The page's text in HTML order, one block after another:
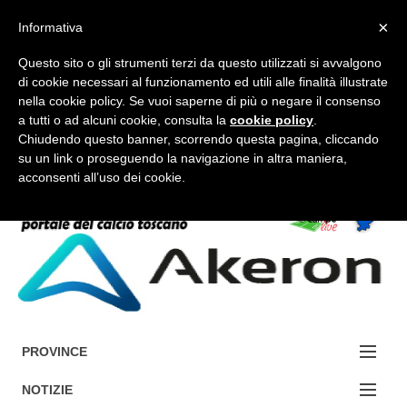
FORUM-ACCEDI
Accedi / Registrati
PROVINCE
EDIZIONE:
NOTIZIE
×
Informativa
Questo sito o gli strumenti terzi da questo utilizzati si avvalgono
di cookie necessari al funzionamento ed utili alle finalità illustrate
nella cookie policy. Se vuoi saperne di più o negare il consenso
a tutti o ad alcuni cookie, consulta la cookie policy
Chiudendo questo banner, scorrendo questa pagina, cliccando
su un link o proseguendo la navigazione in altra maniera,
acconsenti all’uso dei cookie.